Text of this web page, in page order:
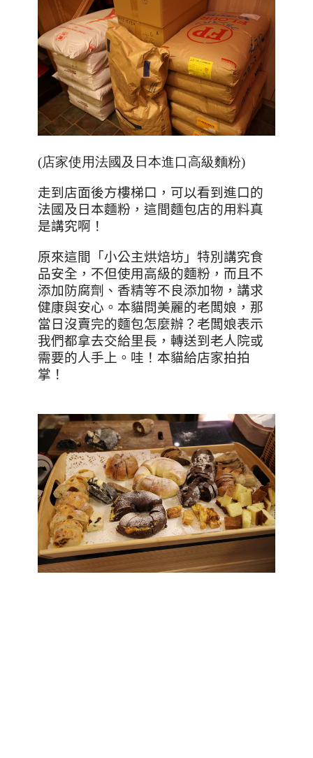
(店家使用法國及日本進口高級麵粉)
走到店面後方樓梯口，可以看到進口的
法國及日本麵粉，這間麵包店的用料真
是講究啊！
原來這間「小公主烘焙坊」特別講究食
品安全，不但使用高級的麵粉，而且不
添加防腐劑、香精等不良添加物，講求
健康與安心。本貓問美麗的老闆娘，那
當日沒賣完的麵包怎麼辦？老闆娘表示
我們都拿去交給里長，轉送到老人院或
需要的人手上。哇！本貓給店家拍拍
掌！